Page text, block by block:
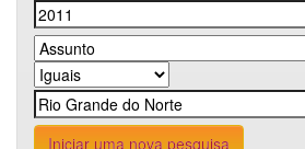
Iniciar uma nova pesquisa